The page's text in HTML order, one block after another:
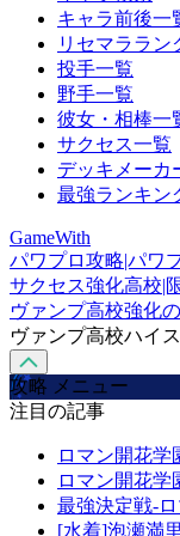
キャラ前後一
リセマララン
投手一覧
野手一覧
彼女・相棒一
サクセス一覧
デッキメーカ
最強ランキン
GameWith
パワプロ攻略|パワ
サクセス強化高校|
ヴァンプ高校強化
ヴァンプ高校ハイ
攻略 メニュー
注目の記事
ロマン開花学
ロマン開花学
最強決定戦-
[水着]泡瀬満